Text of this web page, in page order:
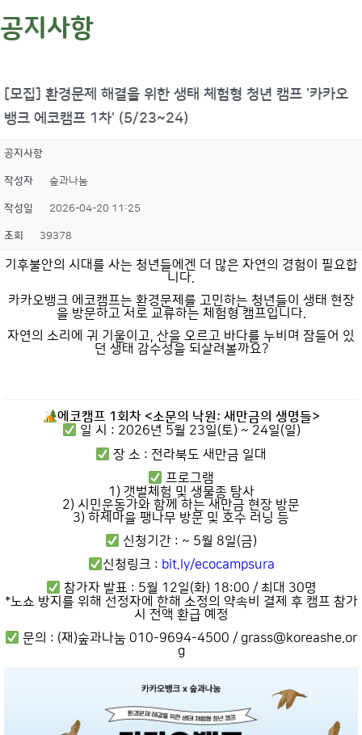
공지사항
[모집] 환경문제 해결을 위한 생태 체험형 청년 캠프 '카카오
뱅크 에코캠프 1차' (5/23~24)
공지사항
작성자 숲과나눔
작성일 2026-04-20 11:25
조회 39378
기후불안의 시대를 사는 청년들에겐 더 많은 자연의 경험이 필요합
니다.
카카오뱅크 에코캠프는 환경문제를 고민하는 청년들이 생태 현장
을 방문하고 서로 교류하는 체험형 캠프입니다.
자연의 소리에 귀 기울이고, 산을 오르고 바다를 누비며 잠들어 있
던 생태 감수성을 되살려볼까요?
에코캠프 1회차 <소문의 낙원: 새만금의 생명들>
일 시 : 2026년 5월 23일(토) ~ 24일(일)
장 소 : 전라북도 새만금 일대
프로그램
1) 갯벌체험 및 생물종 탐사
2) 시민운동가와 함께 하는 새만금 현장 방문
3) 하제마을 팽나무 방문 및 호수 러닝 등
신청기간 : ~ 5월 8일(금)
신청링크 : bit.ly/ecocampsura
참가자 발표 : 5월 12일(화) 18:00 / 최대 30명
*노쇼 방지를 위해 선정자에 한해 소정의 약속비 결제 후 캠프 참가
시 전액 환급 예정
문의 : (재)숲과나눔 010-9694-4500 / grass@koreashe.or
g